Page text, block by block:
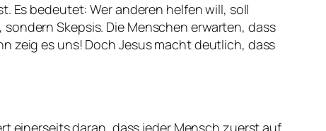
Es bedeutet: Wer anderen helfen will, soll
Skepsis. Die Menschen erwarten, dass
zeig es uns! Doch Jesus macht deutlich, dass
einerseits daran, dass jeder Mensch zuerst auf